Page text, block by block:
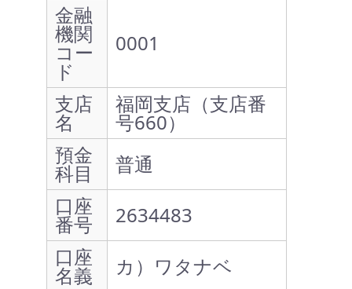
金融
機関
コー
ド
0001
支店
名
福岡支店（支店番
号660）
預金
科目
普通
口座
番号
2634483
口座
名義
カ）ワタナベ